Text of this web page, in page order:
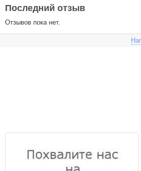
Последний отзыв
Отзывов пока нет.